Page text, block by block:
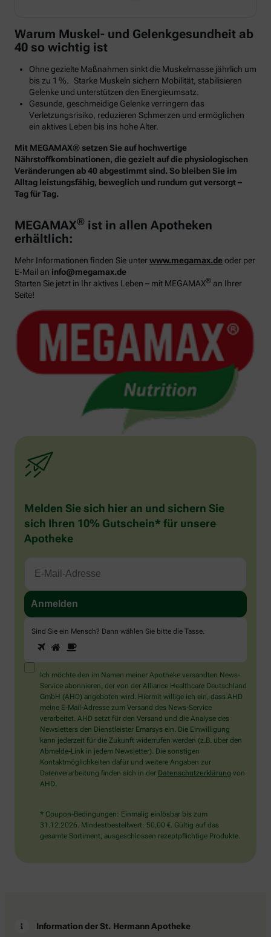
Warum Muskel- und Gelenkgesundheit ab
40 so wichtig ist
Ohne gezielte Maßnahmen sinkt die Muskelmasse jährlich um
bis zu 1 %. Starke Muskeln sichern Mobilität, stabilisieren
Gelenke und unterstützen den Energieumsatz.
Gesunde, geschmeidige Gelenke verringern das
Verletzungsrisiko, reduzieren Schmerzen und ermöglichen
ein aktives Leben bis ins hohe Alter.
Mit MEGAMAX® setzen Sie auf hochwertige
Nährstoffkombinationen, die gezielt auf die physiologischen
Veränderungen ab 40 abgestimmt sind. So bleiben Sie im
Alltag leistungsfähig, beweglich und rundum gut versorgt –
Tag für Tag.
MEGAMAX® ist in allen Apotheken
erhältlich:
Mehr Informationen finden Sie unterwww.megamax.deoder per
E‑Mail an info@megamax.de
Starten Sie jetzt in Ihr aktives Leben – mit MEGAMAX® an Ihrer
Seite!
Melden Sie sich hier an und sichern Sie
sich Ihren 10% Gutschein* für unsere
Apotheke
Sind Sie ein Mensch? Dann wählen Sie bitte die Tasse.
Sind
Sie
ein
Mensch?
Dann
wählen
Sie
bitte
die
Tasse.
1 2
Ich möchte den im Namen meiner Apotheke versandten News-
Service abonnieren, der von der Alliance Healthcare Deutschland
GmbH (AHD) angeboten wird. Hiermit willige ich ein, dass AHD
meine E-Mail-Adresse zum Versand des News-Service
verarbeitet. AHD setzt für den Versand und die Analyse des
Newsletters den Dienstleister Emarsys ein. Die Einwilligung
kann jederzeit für die Zukunft widerrufen werden (z.B. über den
Abmelde-Link in jedem Newsletter). Die sonstigen
Kontaktmöglichkeiten dafür und weitere Angaben zur
Datenverarbeitung finden sich in der Datenschutzerklärung von
AHD.
* Coupon-Bedingungen: Einmalig einlösbar bis zum
31.12.2026. Mindestbestellwert: 50,00 €. Gültig auf das
gesamte Sortiment, ausgeschlossen rezeptpflichtige Produkte.
Information der St. Hermann Apotheke